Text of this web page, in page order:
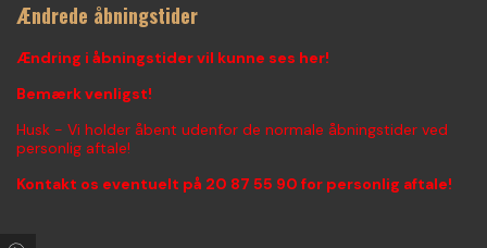
Ændrede åbningstider
Ændring i åbningstider vil kunne ses her!
Bemærk venligst!
Husk - Vi holder åbent udenfor de normale åbningstider ved
personlig aftale!
Kontakt os eventuelt på 20 87 55 90 for personlig aftale!